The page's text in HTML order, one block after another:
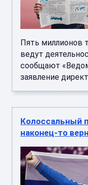
Пять миллионов
ведут
сообщают
заявление
Колоссальный
наконец-то